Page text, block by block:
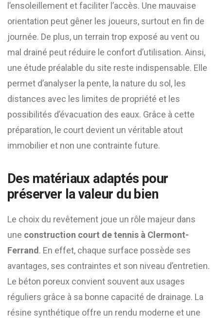
l’ensoleillement et faciliter l’accès. Une mauvaise
orientation peut gêner les joueurs, surtout en fin de
journée. De plus, un terrain trop exposé au vent ou
mal drainé peut réduire le confort d’utilisation. Ainsi,
une étude préalable du site reste indispensable. Elle
permet d’analyser la pente, la nature du sol, les
distances avec les limites de propriété et les
possibilités d’évacuation des eaux. Grâce à cette
préparation, le court devient un véritable atout
immobilier et non une contrainte future.
Des matériaux adaptés pour
préserver la valeur du bien
Le choix du revêtement joue un rôle majeur dans
une construction court de tennis à Clermont-
Ferrand . En effet, chaque surface possède ses
avantages, ses contraintes et son niveau d’entretien.
Le béton poreux convient souvent aux usages
réguliers grâce à sa bonne capacité de drainage. La
résine synthétique offre un rendu moderne et une